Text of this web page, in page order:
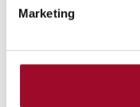
Marketing
* Ausstellfenster